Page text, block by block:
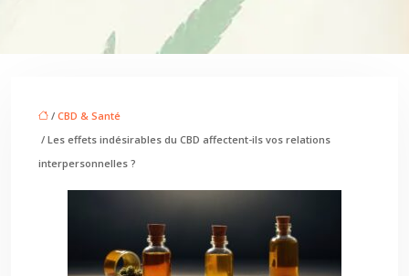
/ CBD & Santé
/ Les effets indésirables du CBD affectent-ils vos relations
interpersonnelles ?